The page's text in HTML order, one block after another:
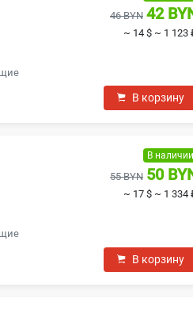
46 BYN 42
~ 14 $ ~ 1 123
В корзину
В наличии
55 BYN 50
~ 17 $ ~ 1 334
В корзину